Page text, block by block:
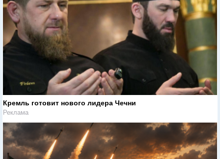
Кремль готовит нового лидера Чечни
Реклама